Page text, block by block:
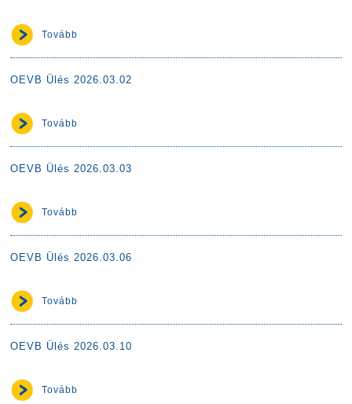
Tovább
OEVB Ülés 2026.03.02
Tovább
OEVB Ülés 2026.03.03
Tovább
OEVB Ülés 2026.03.06
Tovább
OEVB Ülés 2026.03.10
Tovább